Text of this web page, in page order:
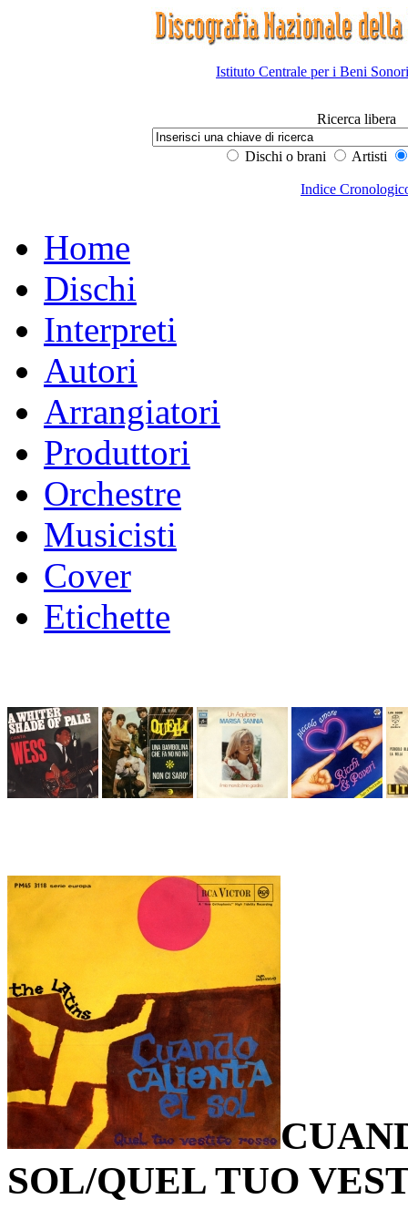
Istituto Centrale per i Beni
Ricerca libera
Dischi o brani Artisti
Indice
Home
Dischi
Interpreti
Autori
Arrangiatori
Produttori
Orchestre
Musicisti
Cover
Etichette
SOL/QUEL TUO